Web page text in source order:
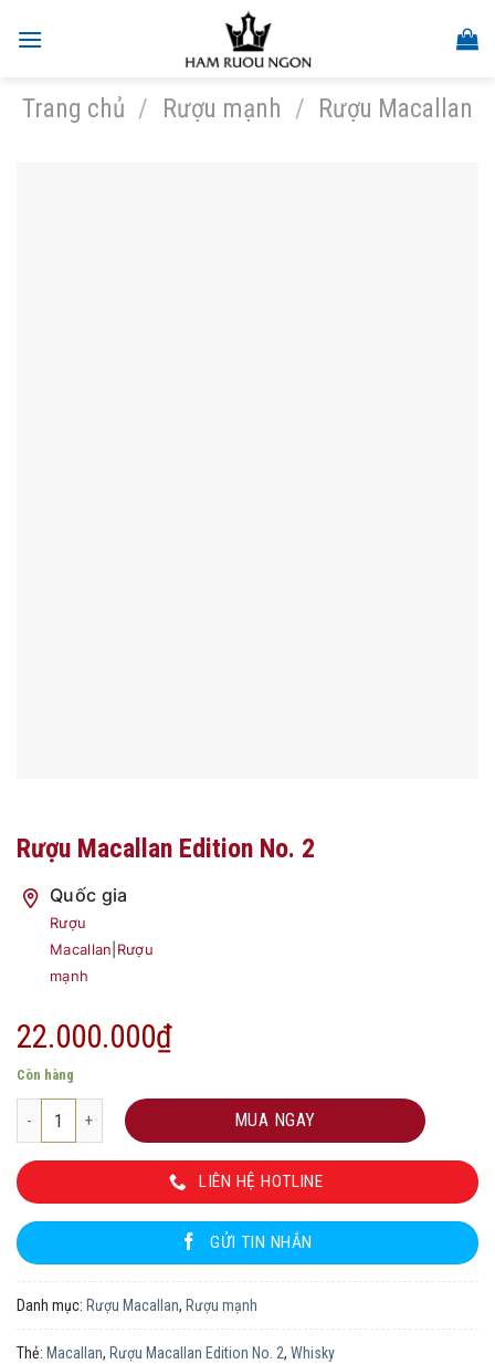
Trang chủ / Rượu mạnh / Rượu Macallan
Rượu Macallan Edition No. 2
Quốc gia
Rượu
Macallan Rượu
mạnh
22.000.000₫
Còn hàng
Rượu Macallan Edition No. 2 số lượngMUA NGAY
LIÊN HỆ HOTLINE
GỬI TIN NHẮN
Danh mục: Rượu Macallan, Rượu mạnh
Thẻ: Macallan, Rượu Macallan Edition No. 2, Whisky